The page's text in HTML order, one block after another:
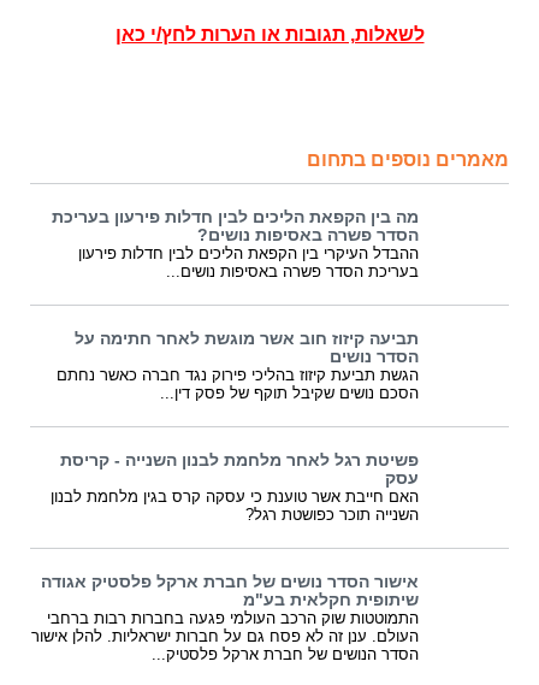
לשאלות, תגובות או הערות לחץ/י כאן
מאמרים נוספים בתחום
מה בין הקפאת הליכים לבין חדלות פירעון בעריכת
הסדר פשרה באסיפות נושים?
ההבדל העיקרי בין הקפאת הליכים לבין חדלות פירעון
בעריכת הסדר פשרה באסיפות נושים...
תביעה קיזוז חוב אשר מוגשת לאחר חתימה על
הסדר נושים
הגשת תביעת קיזוז בהליכי פירוק נגד חברה כאשר נחתם
הסכם נושים שקיבל תוקף של פסק דין...
פשיטת רגל לאחר מלחמת לבנון השנייה - קריסת
עסק
האם חייבת אשר טוענת כי עסקה קרס בגין מלחמת לבנון
השנייה תוכר כפושטת רגל?
אישור הסדר נושים של חברת ארקל פלסטיק אגודה
שיתופית חקלאית בע"מ
התמוטטות שוק הרכב העולמי פגעה בחברות רבות ברחבי
העולם. ענן זה לא פסח גם על חברות ישראליות. להלן אישור
הסדר הנושים של חברת ארקל פלסטיק...